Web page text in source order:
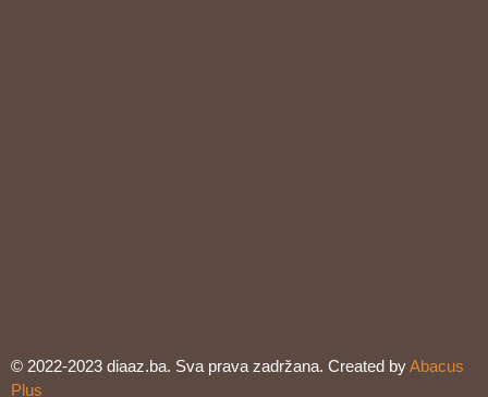
© 2022-2023 diaaz.ba. Sva prava zadržana. Created byAbacus
Plus